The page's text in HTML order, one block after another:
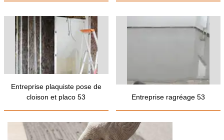
Entreprise plaquiste pose de
cloison et placo 53
Entreprise ragréage 53